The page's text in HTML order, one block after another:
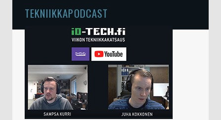
TEKNIIKKAPODCAST